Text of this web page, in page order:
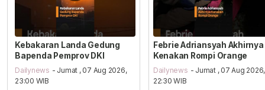
Kebakaran Landa Gedung
Bapenda Pemprov DKI
Dailynews - Jumat , 07 Aug 2026,
23:00 WIB
Febrie Adriansyah Akhirnya
Kenakan Rompi Orange
Dailynews - Jumat , 07 Aug 2026,
22:30 WIB